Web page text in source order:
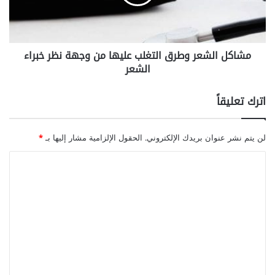
ص
ل
ي
ى
ظ
ه
ر
ج
ا
ل
ش
ع
ر
ق
ا
ل
ت
مشاكل الشعر وطرق التغلب عليها من وجهة نظر خبراء
الشعر
اترك تعليقاً
لن يتم نشر عنوان بريدك الإلكتروني. الحقول الإلزامية مشار إليها بـ*